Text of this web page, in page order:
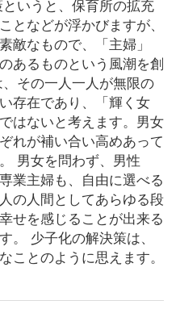
いうと、保育所の拡充
となどが浮かびますが、
敵なもので、「主婦」
あるものという風潮を創
その一人一人が無限の
存在であり、「輝く女
はないと考えます。男女
れが補い合い高めあって
男女を問わず、男性
業主婦も、自由に選べる
の人間としてあらゆる段
せを感じることが出来る
。 少子化の解決策は、
ことのように思えます。